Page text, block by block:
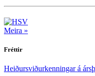
Meira »
Fréttir
Heiðursviðurkenningar á